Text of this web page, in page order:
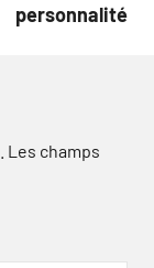
personnalité
Les champs